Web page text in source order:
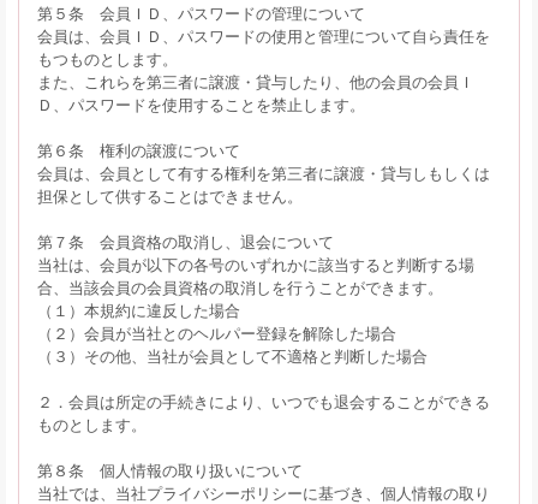
第５条 会員ＩＤ、パスワードの管理について
会員は、会員ＩＤ、パスワードの使用と管理について自ら責任を
もつものとします。
また、これらを第三者に譲渡・貸与したり、他の会員の会員Ｉ
Ｄ、パスワードを使用することを禁止します。
第６条 権利の譲渡について
会員は、会員として有する権利を第三者に譲渡・貸与しもしくは
担保として供することはできません。
第７条 会員資格の取消し、退会について
当社は、会員が以下の各号のいずれかに該当すると判断する場
合、当該会員の会員資格の取消しを行うことができます。
（１）本規約に違反した場合
（２）会員が当社とのヘルパー登録を解除した場合
（３）その他、当社が会員として不適格と判断した場合
２．会員は所定の手続きにより、いつでも退会することができる
ものとします。
第８条 個人情報の取り扱いについて
当社では、当社プライバシーポリシーに基づき、個人情報の取り